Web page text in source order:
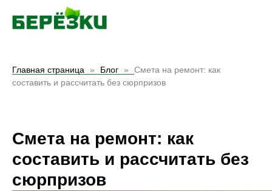
Главная страница Блог
Смета на ремонт: как
составить и рассчитать без сюрпризов
Смета на ремонт: как
составить и рассчитать без
сюрпризов